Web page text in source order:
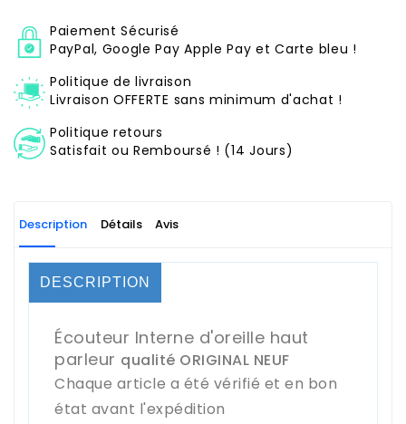
Paiement Sécurisé
PayPal, Google Pay Apple Pay et Carte bleu !
Politique de livraison
Livraison OFFERTE sans minimum d'achat !
Politique retours
Satisfait ou Remboursé ! (14 Jours)
Description Détails Avis
DESCRIPTION
Écouteur Interne d'oreille haut
parleur qualité ORIGINAL NEUF
Chaque article a été vérifié et en bon
état avant l'expédition